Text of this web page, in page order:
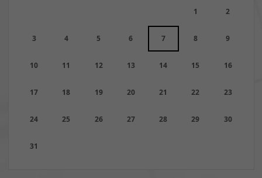
1 2
3 4 5 6 7 8 9
10 11 12 13 14 15 16
17 18 19 20 21 22 23
24 25 26 27 28 29 30
31